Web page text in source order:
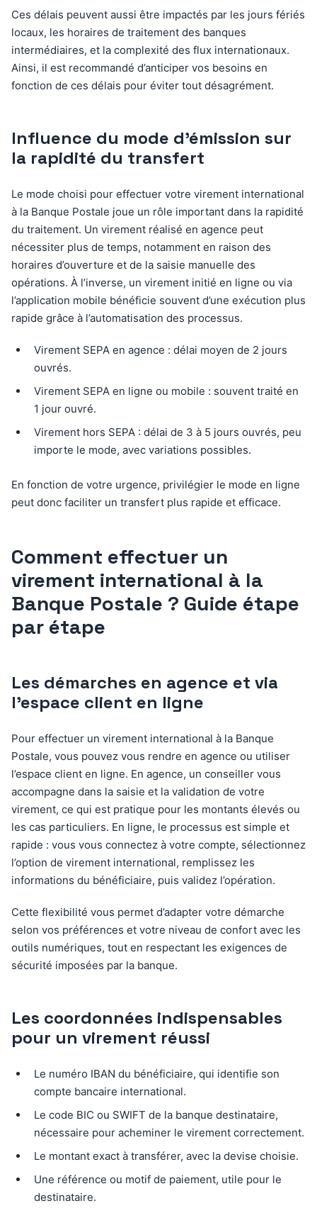
Ces délais peuvent aussi être impactés par les jours fériés
locaux, les horaires de traitement des banques
intermédiaires, et la complexité des flux internationaux.
Ainsi, il est recommandé d’anticiper vos besoins en
fonction de ces délais pour éviter tout désagrément.
Influence du mode d’émission sur
la rapidité du transfert
Le mode choisi pour effectuer votre virement international
à la Banque Postale joue un rôle important dans la rapidité
du traitement. Un virement réalisé en agence peut
nécessiter plus de temps, notamment en raison des
horaires d’ouverture et de la saisie manuelle des
opérations. À l’inverse, un virement initié en ligne ou via
l’application mobile bénéficie souvent d’une exécution plus
rapide grâce à l’automatisation des processus.
Virement SEPA en agence : délai moyen de 2 jours
ouvrés.
Virement SEPA en ligne ou mobile : souvent traité en
1 jour ouvré.
Virement hors SEPA : délai de 3 à 5 jours ouvrés, peu
importe le mode, avec variations possibles.
En fonction de votre urgence, privilégier le mode en ligne
peut donc faciliter un transfert plus rapide et efficace.
Comment effectuer un
virement international à la
Banque Postale ? Guide étape
par étape
Les démarches en agence et via
l’espace client en ligne
Pour effectuer un virement international à la Banque
Postale, vous pouvez vous rendre en agence ou utiliser
l’espace client en ligne. En agence, un conseiller vous
accompagne dans la saisie et la validation de votre
virement, ce qui est pratique pour les montants élevés ou
les cas particuliers. En ligne, le processus est simple et
rapide : vous vous connectez à votre compte, sélectionnez
l’option de virement international, remplissez les
informations du bénéficiaire, puis validez l’opération.
Cette flexibilité vous permet d’adapter votre démarche
selon vos préférences et votre niveau de confort avec les
outils numériques, tout en respectant les exigences de
sécurité imposées par la banque.
Les coordonnées indispensables
pour un virement réussi
Le numéro IBAN du bénéficiaire, qui identifie son
compte bancaire international.
Le code BIC ou SWIFT de la banque destinataire,
nécessaire pour acheminer le virement correctement.
Le montant exact à transférer, avec la devise choisie.
Une référence ou motif de paiement, utile pour le
destinataire.